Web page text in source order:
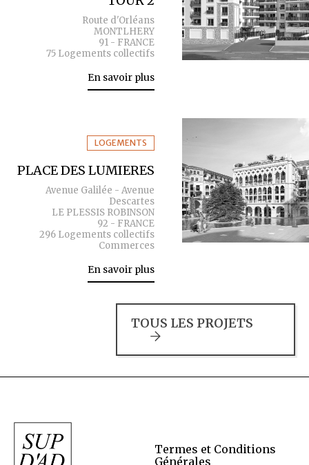
Route d'Orléans
MONTLHERY
91 - FRANCE
75 Logements collectifs
En savoir plus
LOGEMENTS
PLACE DES LUMIERES
Avenue Galilée - Avenue
Descartes
LE PLESSIS ROBINSON
92 - FRANCE
296 Logements collectifs
Commerces
En savoir plus
TOUS LES PROJETS
Termes et Conditions
Générales